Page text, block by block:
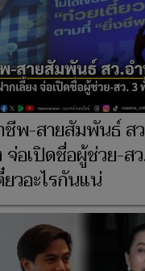
ชีพ-สายสัมพันธ์ ส
จ่อเปิดชื่อผู้ช่วย-ส
ยวอะไรกันแน่